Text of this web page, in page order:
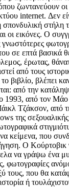
ζωντανεύουν οι
internet. Δεν
σπονδυλική στήλη
οι εικόνες. Ο
σε επτά βασικά
έρωτας,
από τους
βιβλίο, βλέπει
από την
1993, από τον
Τζάκσον, από
της
κείμενα, που
Ο Κούρτοβικ
να γράψω ένα
φωτογραφίες
τους, που θα
ή